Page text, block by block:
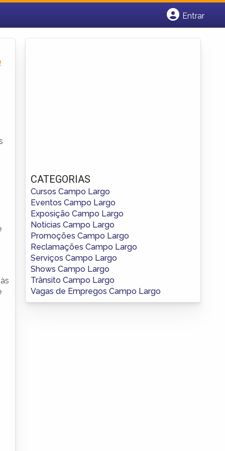
Entrar
CATEGORIAS
Cursos Campo Largo
Eventos Campo Largo
Exposição Campo Largo
Notícias Campo Largo
Promoções Campo Largo
Reclamações Campo Largo
Serviços Campo Largo
Shows Campo Largo
Trânsito Campo Largo
Vagas de Empregos Campo Largo